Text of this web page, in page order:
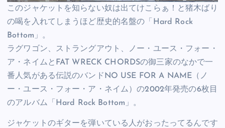
このジャケットを知らない奴は出てけこらぁ！と猪木ばり
の喝を入れてしまうほど歴史的名盤の「Hard Rock
Bottom」。
ラグワゴン、ストラングアウト、ノー・ユース・フォー・
ア・ネイムとFAT WRECK CHORDSの御三家のなかで一
番人気がある伝説のバンドNO USE FOR A NAME（ノ
ー・ユース・フォー・ア・ネイム）の2002年発売の6枚目
のアルバム「Hard Rock Bottom」。
ジャケットのギターを弾いている人がおったってるんです